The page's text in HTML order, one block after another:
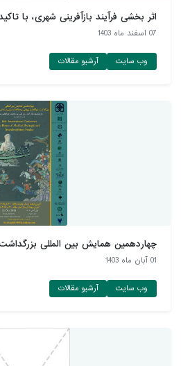
اثر بخشی فرآیند بازآفرینی شهری، با
07 اسفند ماه 1403
وب سایت آرشیو مقالات
چهاردهمین همایش بین المللی
01 آبان ماه 1403
وب سایت آرشیو مقالات